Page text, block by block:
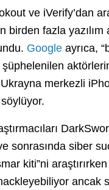
ve iVerify’dan
birden fazla yazılım
Google ayrıca,
merkezli
söylüyor.
sonrasında siber
kiti”ni